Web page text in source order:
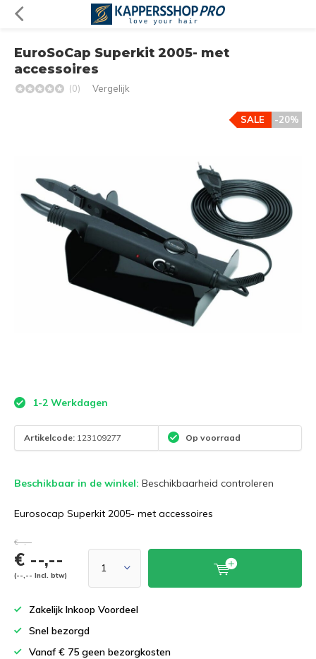
EuroSoCap Superkit 2005- met
accessoires
(0) Vergelijk
-20%
SALE
1-2 Werkdagen
Artikelcode: 123109277 Op voorraad
Beschikbaar in de winkel: Beschikbaarheid controleren
Eurosocap Superkit 2005- met accessoires
€--,--
€ --,--
(--,-- Incl. btw)
Zakelijk Inkoop Voordeel
Snel bezorgd
Vanaf € 75 geen bezorgkosten